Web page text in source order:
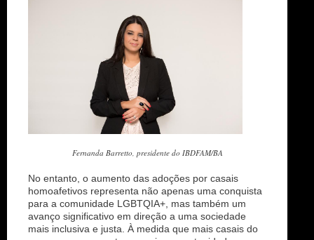
Fernanda Barretto, presidente do IBDFAM/BA
No entanto, o aumento das adoções por casais
homoafetivos representa não apenas uma conquista
para a comunidade LGBTQIA+, mas também um
avanço significativo em direção a uma sociedade
mais inclusiva e justa. À medida que mais casais do